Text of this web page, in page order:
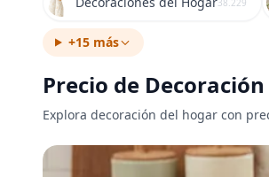
38.229
+15 más
Precio de
Explora decoración del hogar con